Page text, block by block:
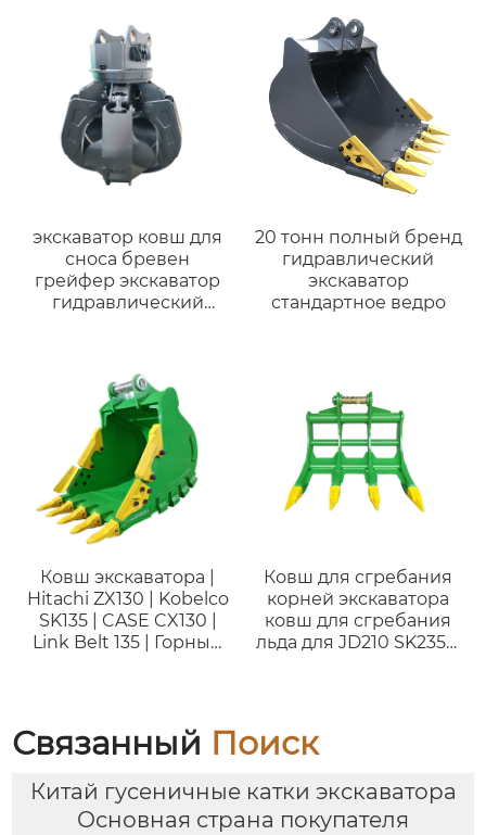
экскаватор ковш для
сноса бревен
грейфер экскаватор
гидравлический
20 тонн полный бренд
гидравлический
экскаватор
стандартное ведро
Ковш экскаватора |
Hitachi ZX130 | Kobelco
SK135 | CASE CX130 |
Link Belt 135 | Горный
Ковш для сгребания
корней экскаватора
ковш для сгребания
льда для JD210 SK235sr
Связанный Поиск
Китай гусеничные катки экскаватора
Основная страна покупателя